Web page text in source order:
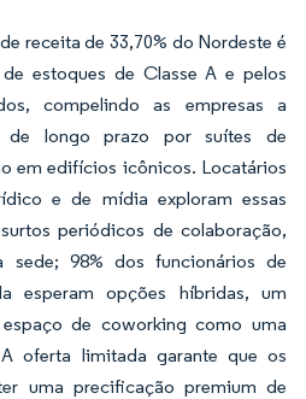
receita de 33,70% do Nordeste é
estoques de Classe A e pelos
compelindo as empresas a
de longo prazo por suítes de
em edifícios icônicos. Locatários
e de mídia exploram essas
periódicos de colaboração,
98% dos funcionários de
esperam opções híbridas, um
de coworking como uma
oferta limitada garante que os
uma precificação premium de